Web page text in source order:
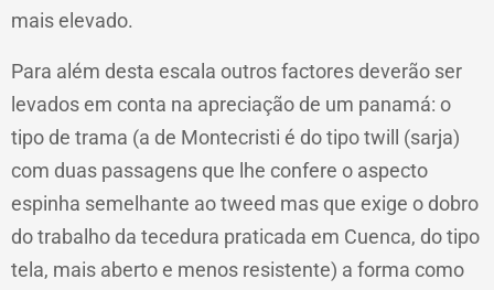
mais elevado.
Para além desta escala outros factores deverão ser
levados em conta na apreciação de um panamá: o
tipo de trama (a de Montecristi é do tipo twill (sarja)
com duas passagens que lhe confere o aspecto
espinha semelhante ao tweed mas que exige o dobro
do trabalho da tecedura praticada em Cuenca, do tipo
tela, mais aberto e menos resistente) a forma como